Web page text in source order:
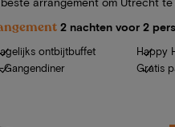
2 nachten voor 2
ontbijtbuffet
Gangendiner
Happy
Gratis